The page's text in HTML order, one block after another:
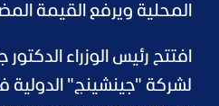
المحلية ويرفع القيمة
لشركة "جينشينج"